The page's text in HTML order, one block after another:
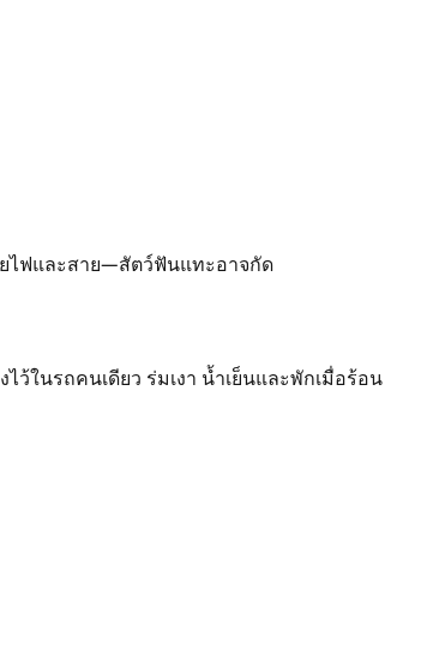
ไฟและสาย—สัตว์ฟันแทะอาจกัด
ในรถคนเดียว ร่มเงา น้ำเย็นและพักเมื่อร้อน